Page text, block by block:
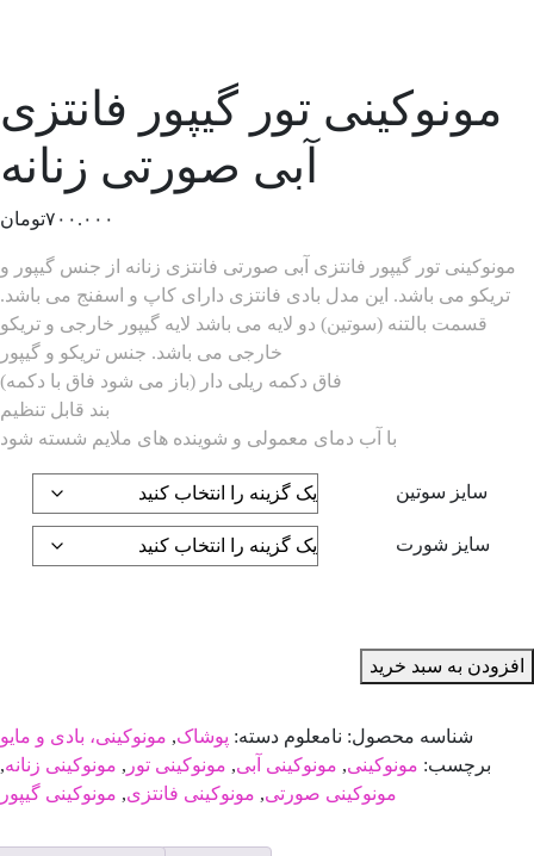
مونوکینی تور گیپور فانتزی
آبی صورتی زنانه
۷۰۰.۰۰۰تومان
مونوکینی تور گیپور فانتزی آبی صورتی فانتزی زنانه از جنس گیپور و
تریکو می باشد. این مدل بادی فانتزی دارای کاپ و اسفنج می باشد.
قسمت بالتنه (سوتین) دو لایه می باشد لایه گیپور خارجی و تریکو
خارجی می باشد. جنس تریکو و گیپور
فاق دکمه ریلی دار (باز می شود فاق با دکمه)
بند قابل تنظیم
با آب دمای معمولی و شوینده های ملایم شسته شود
سایز سوتین
سایز شورت
افزودن به سبد خرید
شناسه محصول: نامعلوم دسته: پوشاک, مونوکینی، بادی و مایو
برچسب: مونوکینی, مونوکینی آبی, مونوکینی تور , مونوکینی زنانه,
مونوکینی صورتی, مونوکینی فانتزی, مونوکینی گیپور